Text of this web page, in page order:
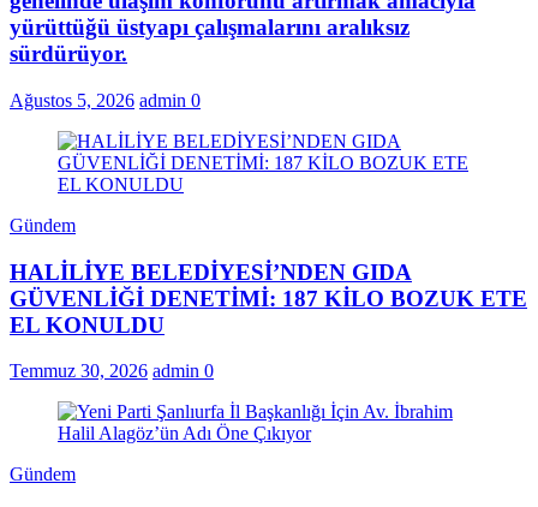
yürüttüğü üstyapı çalışmalarını aralıksız
sürdürüyor.
Ağustos 5, 2026 admin 0
Gündem
HALİLİYE BELEDİYESİ’NDEN GIDA
GÜVENLİĞİ DENETİMİ: 187 KİLO BOZUK ETE
EL KONULDU
Temmuz 30, 2026 admin 0
Gündem